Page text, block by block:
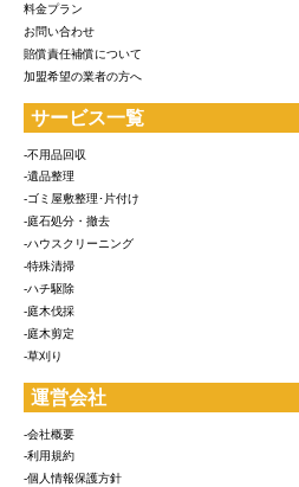
料金プラン
お問い合わせ
賠償責任補償について
加盟希望の業者の方へ
サービス一覧
-不用品回収
-遺品整理
-ゴミ屋敷整理･片付け
-庭石処分・撤去
-ハウスクリーニング
-特殊清掃
-ハチ駆除
-庭木伐採
-庭木剪定
-草刈り
運営会社
-会社概要
-利用規約
-個人情報保護方針